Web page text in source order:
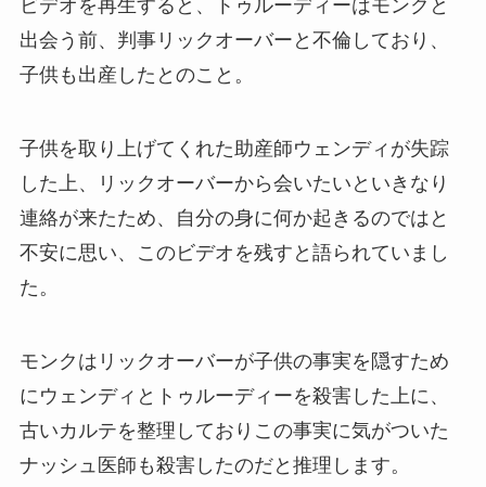
ビデオを再生すると、トゥルーディーはモンクと
出会う前、判事リックオーバーと不倫しており、
子供も出産したとのこと。
子供を取り上げてくれた助産師ウェンディが失踪
した上、リックオーバーから会いたいといきなり
連絡が来たため、自分の身に何か起きるのではと
不安に思い、このビデオを残すと語られていまし
た。
モンクはリックオーバーが子供の事実を隠すため
にウェンディとトゥルーディーを殺害した上に、
古いカルテを整理しておりこの事実に気がついた
ナッシュ医師も殺害したのだと推理します。